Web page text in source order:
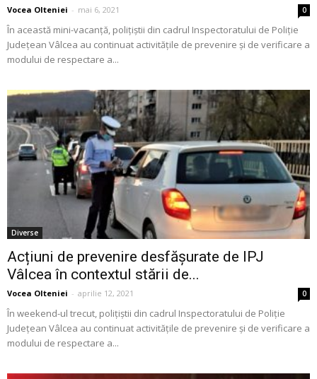
Vocea Olteniei - mai 6, 2021 0
În această mini-vacanță, polițiștii din cadrul Inspectoratului de Poliție
Județean Vâlcea au continuat activitățile de prevenire și de verificare a
modului de respectare a...
Diverse
Acțiuni de prevenire desfășurate de IPJ
Vâlcea în contextul stării de...
Vocea Olteniei - aprilie 12, 2021 0
În weekend-ul trecut, polițiștii din cadrul Inspectoratului de Poliție
Județean Vâlcea au continuat activitățile de prevenire și de verificare a
modului de respectare a...